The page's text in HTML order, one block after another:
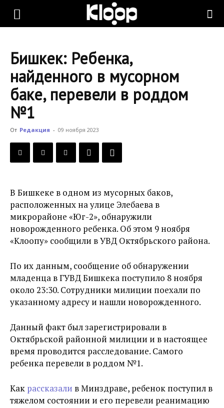
KLOOP.KG
Новости
Кыргызстана
Бишкек: Ребенка,
найденного в мусорном
баке, перевели в роддом
№1
От Редакция - 09 ноября 2023
В Бишкеке в одном из мусорных баков,
расположенных на улице Элебаева в
микрорайоне «Юг-2», обнаружили
новорожденного ребенка. Об этом 9 ноября
«Клоопу» сообщили в УВД Октябрьского района.
По их данным, сообщение об обнаружении
младенца в ГУВД Бишкека поступило 8 ноября
около 23:30. Сотрудники милиции поехали по
указанному адресу и нашли новорожденного.
Данный факт был зарегистрировали в
Октябрьской районной милиции и в настоящее
время проводится расследование. Самого
ребенка перевели в роддом №1.
Как рассказали в Минздраве, ребенок поступил в
тяжелом состоянии и его перевели реанимацию